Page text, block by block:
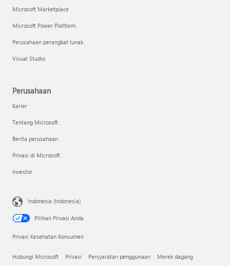
Microsoft Marketplace
Microsoft Power Platform
Perusahaan perangkat lunak
Visual Studio
Perusahaan
Karier
Tentang Microsoft
Berita perusahaan
Privasi di Microsoft
Investor
Indonesia (Indonesia)
Pilihan Privasi Anda
Privasi Kesehatan Konsumen
Hubungi Microsoft Privasi Persyaratan penggunaan Merek dagang